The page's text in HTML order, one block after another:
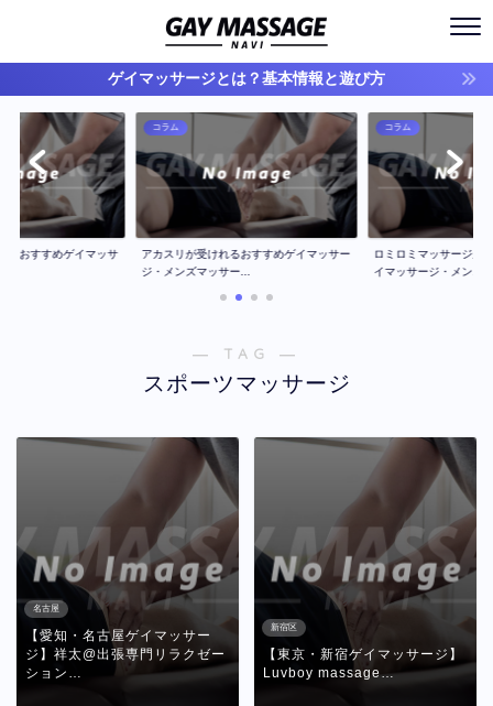
ゲイマッサージとは？基本情報と遊び方
のおすすめゲイマッサ
コラム
アカスリが受けれるおすすめゲイマッサー
ジ・メンズマッサー...
コラム
ロミロミマッサージが
イマッサージ・メン...
― TAG ―
スポーツマッサージ
名古屋
【愛知・名古屋ゲイマッサー
ジ】祥太@出張専門リラクゼー
ション…
新宿区
【東京・新宿ゲイマッサージ】
Luvboy massage…